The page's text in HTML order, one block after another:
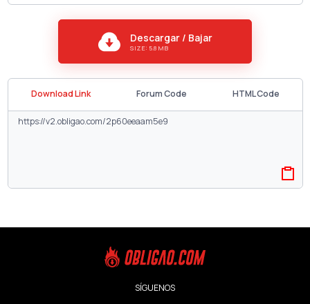
Descargar / Bajar
SIZE: 5.8 MB
Download Link Forum Code HTML Code
SÍGUENOS